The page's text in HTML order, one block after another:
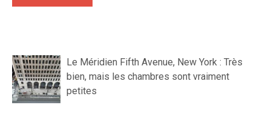
Le Méridien Fifth Avenue, New York : Très
bien, mais les chambres sont vraiment
petites